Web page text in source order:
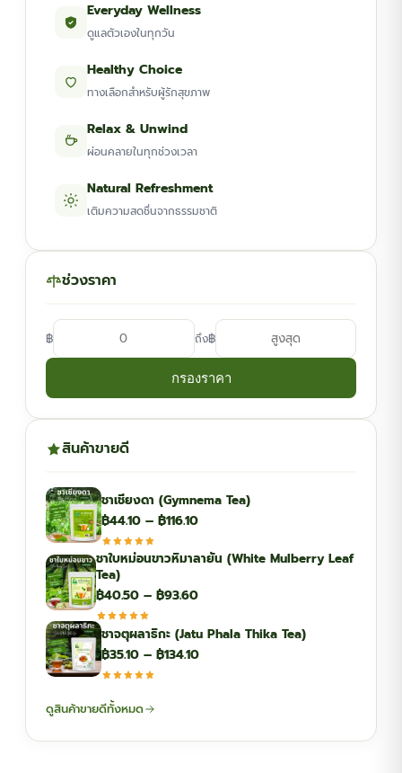
Everyday Wellness
ดูแลตัวเองในทุกวัน
Healthy Choice
ทางเลือกสำหรับผู้รักสุขภาพ
Relax & Unwind
ผ่อนคลายในทุกช่วงเวลา
Natural Refreshment
เติมความสดชื่นจากธรรมชาติ
ช่วงราคา
฿ ถึง฿
กรองราคา
สินค้าขายดี
ชาเชียงดา (Gymnema Tea)
฿44.10 – ฿116.10Price
฿44.10
฿116.10
ชาใบหม่อนขาวหิมาลายัน (White Mulberry Leaf
Tea)
฿40.50 – ฿93.60Price
฿40.50
through
ชาจตุผลาธิกะ (Jatu Phala Thika Tea)
฿35.10 – ฿134.10Price
ดูสินค้าขายดีทั้งหมด